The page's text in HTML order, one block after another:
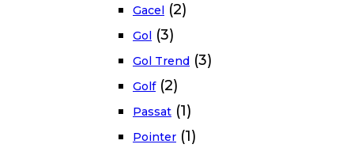
Gacel (2)
Gol (3)
Gol Trend (3)
Golf (2)
Passat (1)
Pointer (1)